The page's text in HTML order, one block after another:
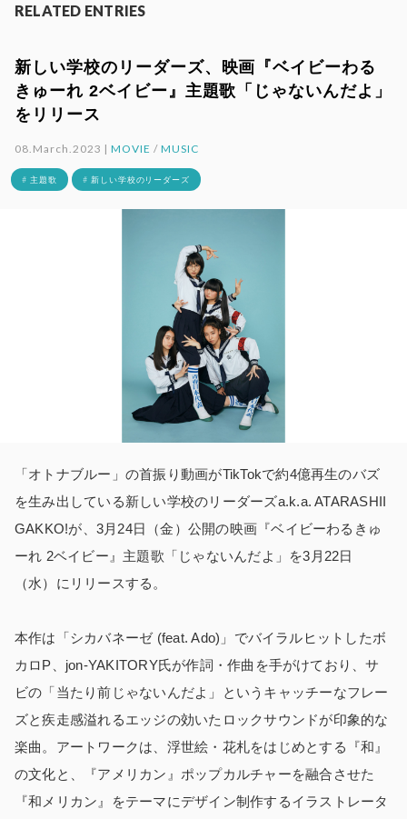
RELATED ENTRIES
新しい学校のリーダーズ、映画『ベイビーわる
きゅーれ 2ベイビー』主題歌「じゃないんだよ」
をリリース
08.March.2023 |MOVIE /MUSIC
# 主題歌 # 新しい学校のリーダーズ
「オトナブルー」の首振り動画がTikTokで約4億再生のバズ
を生み出している新しい学校のリーダーズa.k.a. ATARASHII
GAKKO!が、3月24日（金）公開の映画『ベイビーわるきゅ
ーれ 2ベイビー』主題歌「じゃないんだよ」を3月22日
（水）にリリースする。
本作は「シカバネーゼ (feat. Ado)」でバイラルヒットしたボ
カロP、jon-YAKITORY氏が作詞・作曲を手がけており、サ
ビの「当たり前じゃないんだよ」というキャッチーなフレー
ズと疾走感溢れるエッジの効いたロックサウンドが印象的な
楽曲。アートワークは、浮世絵・花札をはじめとする『和』
の⽂化と、『アメリカン』ポップカルチャーを融合させた
『和メリカン』をテーマにデザイン制作するイラストレータ